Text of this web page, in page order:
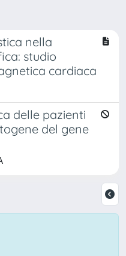
nella
studio
cardiaca
delle pazienti
del gene